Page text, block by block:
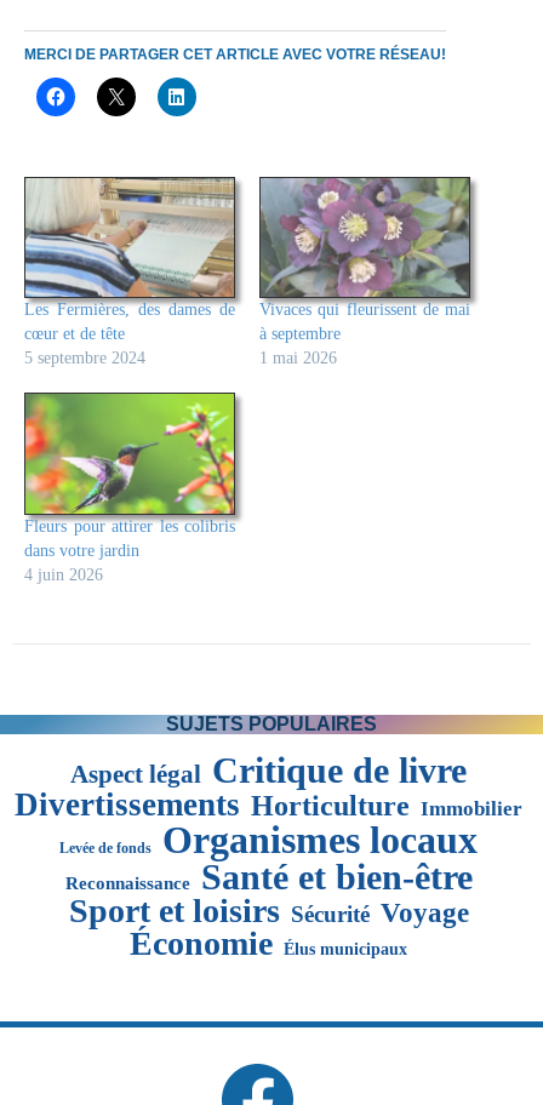
MERCI DE PARTAGER CET ARTICLE AVEC VOTRE RÉSEAU!
Les Fermières, des dames de
cœur et de tête
5 septembre 2024
Vivaces qui fleurissent de mai
à septembre
1 mai 2026
Fleurs pour attirer les colibris
dans votre jardin
4 juin 2026
SUJETS POPULAIRES
Aspect légal Critique de livre
Divertissements Horticulture Immobilier
Levée de fonds Organismes locaux
Reconnaissance Santé et bien-être
Sport et loisirs Sécurité Voyage
Économie Élus municipaux